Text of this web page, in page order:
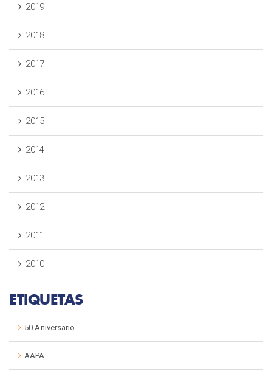
2019
2018
2017
2016
2015
2014
2013
2012
2011
2010
ETIQUETAS
50 Aniversario
AAPA